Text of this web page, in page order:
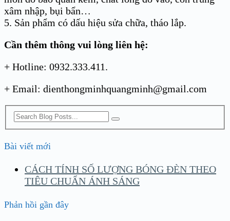
xâm nhập, bụi bẩn…
5. Sản phẩm có dấu hiệu sửa chữa, tháo lắp.
Cần thêm thông vui lòng liên hệ:
+ Hotline: 0932.333.411.
+ Email: dienthongminhquangminh@gmail.com
Bài viết mới
CÁCH TÍNH SỐ LƯỢNG BÓNG ĐÈN THEO
TIÊU CHUẨN ÁNH SÁNG
Phản hồi gần đây